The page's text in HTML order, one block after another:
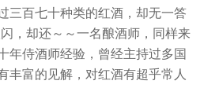
三百七十种类的红酒，却无一答
，却还～～一名酿酒师，同样来
年侍酒师经验，曾经主持过多国
丰富的见解，对红酒有超乎常人